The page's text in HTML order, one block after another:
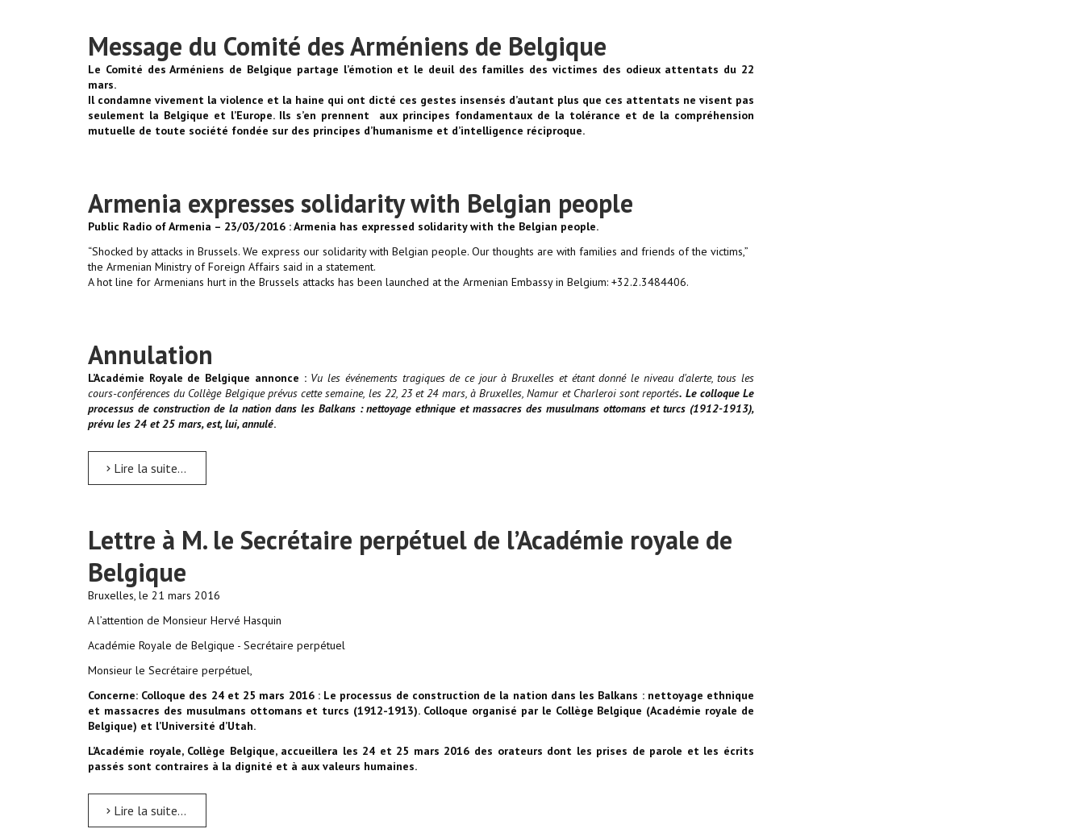
Message du Comité des Arméniens de Belgique
Le Comité des Arméniens de Belgique partage l’émotion et le deuil des familles des victimes des odieux attentats du 22
mars.
Il condamne vivement la violence et la haine qui ont dicté ces gestes insensés d’autant plus que ces attentats ne visent pas
seulement la Belgique et l’Europe. Ils s’en prennent aux principes fondamentaux de la tolérance et de la compréhension
mutuelle de toute société fondée sur des principes d’humanisme et d’intelligence réciproque.
Armenia expresses solidarity with Belgian people
Public Radio of Armenia – 23/03/2016 : Armenia has expressed solidarity with the Belgian people.
“Shocked by attacks in Brussels. We express our solidarity with Belgian people. Our thoughts are with families and friends of the victims,”
the Armenian Ministry of Foreign Affairs said in a statement.
A hot line for Armenians hurt in the Brussels attacks has been launched at the Armenian Embassy in Belgium: +32.2.3484406.
Annulation
L’Académie Royale de Belgique annonce : Vu les événements tragiques de ce jour à Bruxelles et étant donné le niveau d'alerte, tous les
cours-conférences du Collège Belgique prévus cette semaine, les 22, 23 et 24 mars, à Bruxelles, Namur et Charleroi sont reportés. Le colloque Le
processus de construction de la nation dans les Balkans : nettoyage ethnique et massacres des musulmans ottomans et turcs (1912-1913),
prévu les 24 et 25 mars, est, lui, annulé.
Lire la suite...
Lettre à M. le Secrétaire perpétuel de l’Académie royale de
Belgique
Bruxelles, le 21 mars 2016
A l’attention de Monsieur Hervé Hasquin
Académie Royale de Belgique - Secrétaire perpétuel
Monsieur le Secrétaire perpétuel,
Concerne: Colloque des 24 et 25 mars 2016 : Le processus de construction de la nation dans les Balkans : nettoyage ethnique
et massacres des musulmans ottomans et turcs (1912-1913). Colloque organisé par le Collège Belgique (Académie royale de
Belgique) et l’Université d’Utah.
L’Académie royale, Collège Belgique, accueillera les 24 et 25 mars 2016 des orateurs dont les prises de parole et les écrits
passés sont contraires à la dignité et à aux valeurs humaines.
Lire la suite...